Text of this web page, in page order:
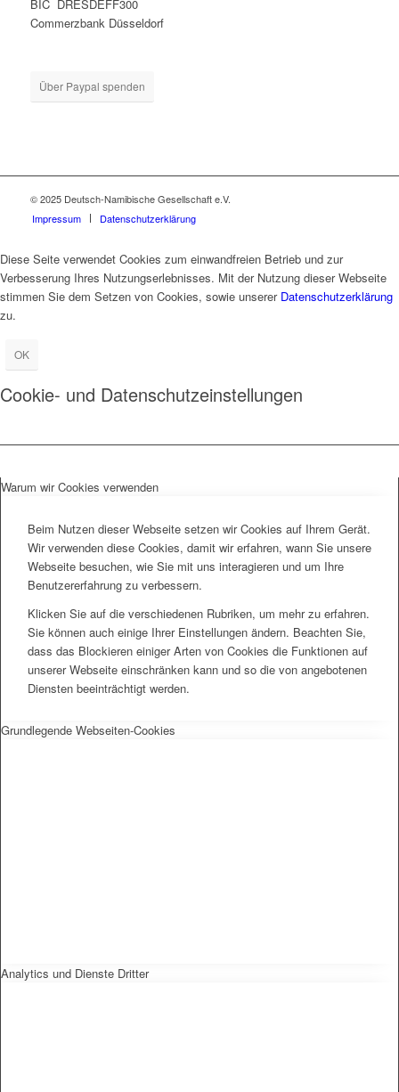
BIC DRESDEFF300
Commerzbank Düsseldorf
Über Paypal spenden
© 2025 Deutsch-Namibische Gesellschaft e.V.
Impressum
Datenschutzerklärung
Diese Seite verwendet Cookies zum einwandfreien Betrieb und zur
Verbesserung Ihres Nutzungserlebnisses. Mit der Nutzung dieser Webseite
stimmen Sie dem Setzen von Cookies, sowie unserer Datenschutzerklärung
zu.
OK
Cookie- und Datenschutzeinstellungen
Warum wir Cookies verwenden
Beim Nutzen dieser Webseite setzen wir Cookies auf Ihrem Gerät.
Wir verwenden diese Cookies, damit wir erfahren, wann Sie unsere
Webseite besuchen, wie Sie mit uns interagieren und um Ihre
Benutzererfahrung zu verbessern.
Klicken Sie auf die verschiedenen Rubriken, um mehr zu erfahren.
Sie können auch einige Ihrer Einstellungen ändern. Beachten Sie,
dass das Blockieren einiger Arten von Cookies die Funktionen auf
unserer Webseite einschränken kann und so die von angebotenen
Diensten beeinträchtigt werden.
Grundlegende Webseiten-Cookies
Analytics und Dienste Dritter